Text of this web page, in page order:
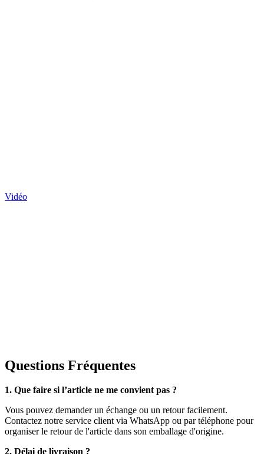
Vidéo
Questions Fréquentes
1. Que faire si l’article ne me convient pas ?
Vous pouvez demander un échange ou un retour facilement.
Contactez notre service client via WhatsApp ou par téléphone pour
organiser le retour de l'article dans son emballage d'origine.
2. Délai de livraison ?